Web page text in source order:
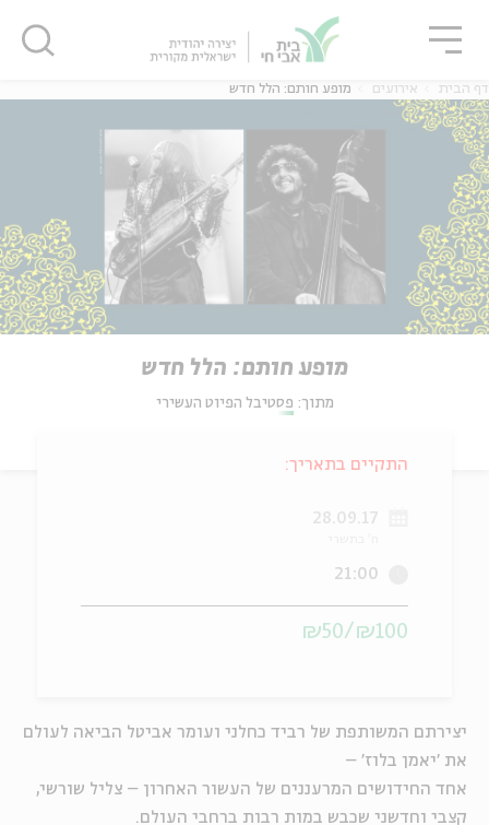
דף הבית אירועים מופע חותם: הלל חדש
מופע חותם: הלל חדש
מתוך: פסטיבל הפיוט העשירי
יצירתם המשותפת של רביד כחלני ועומר אביטל הביאה לעולם
את 'יאמן בלוז' –
אחד החידושים המרעננים של העשור האחרון – צליל שורשי,
קצבי וחדשני שכבש במות רבות ברחבי העולם.
התקיים בתאריך:
28.09.17
21:00
₪100/₪50
סגור